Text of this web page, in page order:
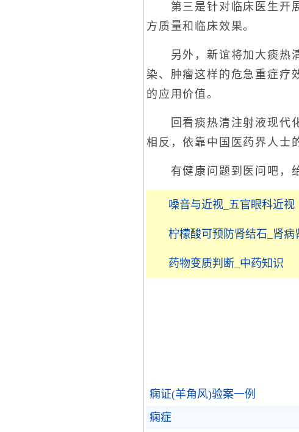
第三是针对临床医生开展
方质量和临床效果。
另外，新谊将加大痰热清
染、肿瘤这样的危急重症疗
的应用价值。
回看痰热清注射液现代化
相反，依靠中国医药界人士
有健康问题到医问吧，给
噪音与近视_五官眼科近视
柠檬酸可预防肾结石_肾病
药物变质判断_中药知识
痫证(羊角风)验案一例
痫症